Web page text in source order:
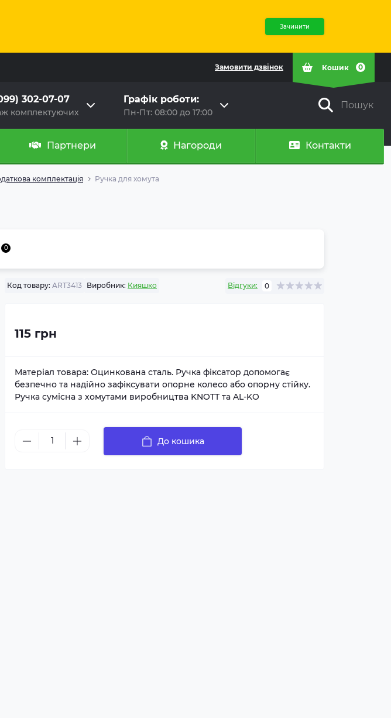
Зачинити
Замовити дзвінок Кошик 0
302-07-07
комплектуючих
Графік роботи:
Пн-Пт: 08:00 до 17:00
Пошук
Партнери Нагороди Контакти
комплектація Ручка для хомута
0
Код товару: ART3413 Виробник: Кияшко Відгуки: 0
115 грн
Матеріал товара: Оцинкована сталь. Ручка фіксатор допомогає
безпечно та надійно зафіксувати опорне колесо або опорну стійку.
Ручка сумісна з хомутами виробництва KNOTT та AL-KO
До кошика